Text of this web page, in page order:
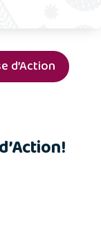
d’Action